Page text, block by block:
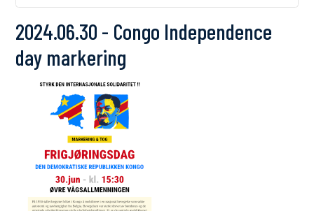
2024.06.30 - Congo Independence
day markering